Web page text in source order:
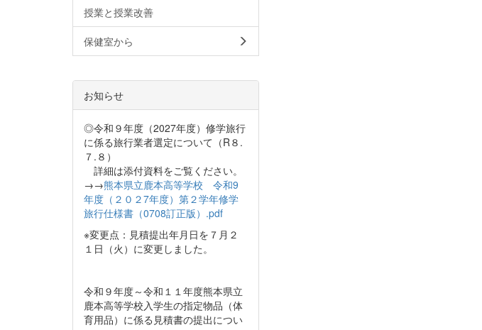
授業と授業改善
保健室から
お知らせ
◎令和９年度（2027年度）修学旅行
に係る旅行業者選定について（R８.
７.８）
詳細は添付資料をご覧ください。
→→熊本県立鹿本高等学校 令和9
年度（２０２7年度）第２学年修学
旅行仕様書（0708訂正版）.pdf
※変更点：見積提出年月日を７月２
１日（火）に変更しました。
令和９年度～令和１１年度熊本県立
鹿本高等学校入学生の指定物品（体
育用品）に係る見積書の提出につい